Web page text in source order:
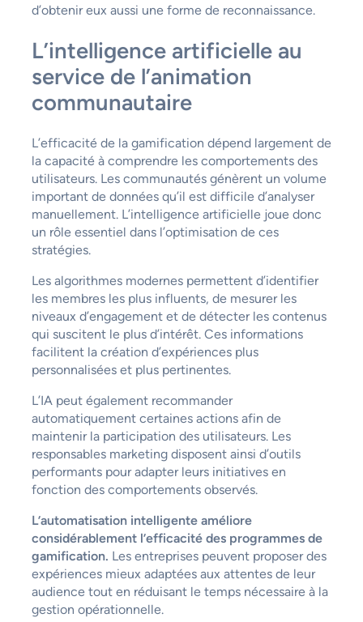
d’obtenir eux aussi une forme de reconnaissance.
L’intelligence artificielle au
service de l’animation
communautaire
L’efficacité de la gamification dépend largement de
la capacité à comprendre les comportements des
utilisateurs. Les communautés génèrent un volume
important de données qu’il est difficile d’analyser
manuellement. L’intelligence artificielle joue donc
un rôle essentiel dans l’optimisation de ces
stratégies.
Les algorithmes modernes permettent d’identifier
les membres les plus influents, de mesurer les
niveaux d’engagement et de détecter les contenus
qui suscitent le plus d’intérêt. Ces informations
facilitent la création d’expériences plus
personnalisées et plus pertinentes.
L’IA peut également recommander
automatiquement certaines actions afin de
maintenir la participation des utilisateurs. Les
responsables marketing disposent ainsi d’outils
performants pour adapter leurs initiatives en
fonction des comportements observés.
L’automatisation intelligente améliore
considérablement l’efficacité des programmes de
gamification. Les entreprises peuvent proposer des
expériences mieux adaptées aux attentes de leur
audience tout en réduisant le temps nécessaire à la
gestion opérationnelle.